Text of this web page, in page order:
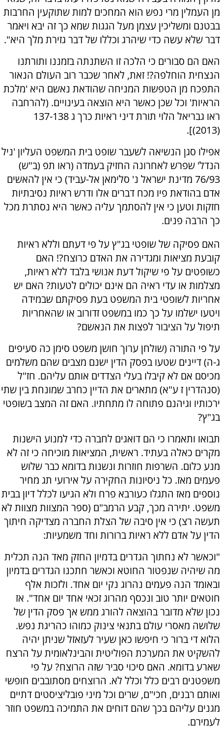
מן העמלין מרי נפש הוא המחכים למות שתוקעין החרבות
בבטנם ומשליכין עצמן מעל הגגות שמא כך זה יבא ויאמר
דבר שלא עשה כדי שיהרג וכללו של דבר גזירת מלך היא".
האם הם סבורים כי הלכה זו השתנתה בזמננו ותורתנו
הנצחית הוחלפה?! זאת, לאחר שכבר רוב העולם הנאור
התפכח מן הטפשות המניחה שהודאת נאשם היא 'מלכת
הראיות' וכל שכן כאשר היא הוצאה בעינויים. (להרחבה
ראו גבריאל הלוי תורת דיני ראיות כרך ג 137-138
(2013)].
אפילו סגן הנשיאה לשעבר שופט בית המשפט העליון 'ניל
הנדל' שפרש לאחרונה החזיק בעמדה (ראו תפ (ב"ש)
76/93 מדינת ישראל נ' סלימאן אל-עביד) כי אין להאשים
אדם בהודאת פיו מכח דברים אלו ודרש ראיות נסיבתיות
חזקות וטען כי אין להסתמך עליה כאשר היא נסתרת מכל
כך הרבה פנים.
האם פסיקה של שופטי בג"ץ על פי דעתם וללא ראיות
קובעת מציאות ומגדירה את האדם כרוצח?! האם
כשופטים על פי שיקול דעת אנושי בלבד ללא ראיות,
מצלמות או עדי ראיה הם אינם יכולים לטעות? האם יש
אחריות לשופטי בית המשפט בעת פסיקתם שבמידה
ויטעו ישלמו על כך כמו במשפט זדורוב או שהאחריות
תיפול על הציבור לפצות את הנאשם?
על פי התורה (שולחן ערוך חושן משפט סימן כה סעיפים
ג-ה) דיינים שטעו בפסק הדין ישנם מצבים שהם משלמים
מכיסם אם לא קיבלו בעלי הצדדים אותם עליהם. חז"ל
(סנהדרין ז ע"א) מתארים את הדיין כחרב שמונחת בין שתי
ירכותיו וגיהנם פתוחה לו מתחתיו. האם זה המצב בשופטי
בג"ץ?
תבואו ותאמרו כי הם דואגים לחברה כדי למנוע הישנות
מקרים כאלה בעתיד. ראשית, המציאות מוכיחה כי זה לא
מנע כלום. השרפות חוזרות ונשנות בדומא כבר שלוש
פעמים מאז. כל ניסיונות החקירה על אירועי תג מחיר
נוספים מאז התגלו כעורבא פרח ולא הגיעו לכלל דיון בבית
משפט. יתירה מכך, קבע הרמב"ם (ספר המצוות מצוות לא
תעשה רצ) כי אין סיבה של הצלת החברה מצדיקה חיתוך
הדין על אדם ללא ראיות ברורות וחד משמעיות:
"וכאשר לא נחתוך הגדרים בדמיון החזק מאד הנה תכלית
מה שיהיה שנפטור החוטא וכאשר חתכנו הגדרים בדמיון
ובאומד הנה פעמים נהרוג נקי יום אחד. ולזכות אלף
חוטאים יותר טוב ונכסף מהרוג זכאי אחד יום אחד". אז
נכון שלא מדובר בהוצאה להורג ממש אך פסק הדין של
שלושה מאסרי עולם בתנאי צינוק כמוהו כהריגת נפש.
הלוא די ברור כי חיפשו כאן שעיר לעזאזל שניתן יהיה
להשקיט את המערכת הפוליטית והבינלאומית על הרצח
שארע בדומא. האם סיכוי סביר שזה הרוצח? על פי
משפטנים רבים כלל וכלל לא. הרוצחים מסתובבים חופשי
ואותם רבנים, חכי"ם, שרים וכל מיני פובליציסטים דתיים
מגנים עליהם בכך שהם דוחים את התמיכה במשפט חוזר
לעמירם.